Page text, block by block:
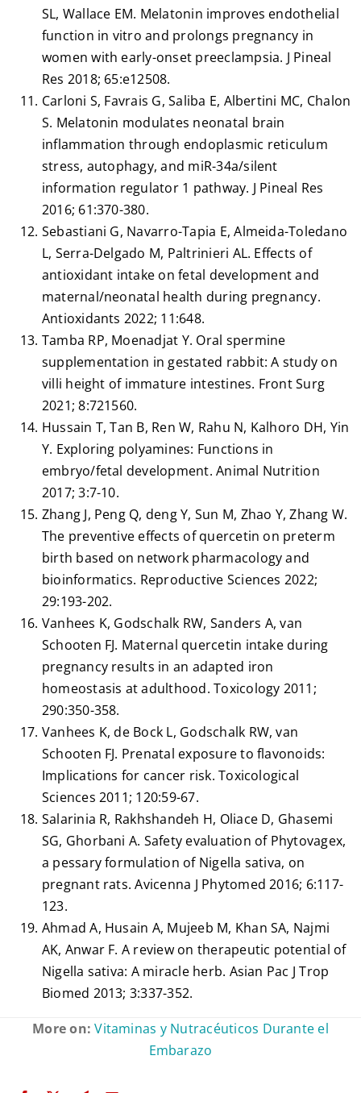
SL, Wallace EM. Melatonin improves endothelial
function in vitro and prolongs pregnancy in
women with early-onset preeclampsia. J Pineal
Res 2018; 65:e12508.
Carloni S, Favrais G, Saliba E, Albertini MC, Chalon
S. Melatonin modulates neonatal brain
inflammation through endoplasmic reticulum
stress, autophagy, and miR-34a/silent
information regulator 1 pathway. J Pineal Res
2016; 61:370-380.
Sebastiani G, Navarro-Tapia E, Almeida-Toledano
L, Serra-Delgado M, Paltrinieri AL. Effects of
antioxidant intake on fetal development and
maternal/neonatal health during pregnancy.
Antioxidants 2022; 11:648.
Tamba RP, Moenadjat Y. Oral spermine
supplementation in gestated rabbit: A study on
villi height of immature intestines. Front Surg
2021; 8:721560.
Hussain T, Tan B, Ren W, Rahu N, Kalhoro DH, Yin
Y. Exploring polyamines: Functions in
embryo/fetal development. Animal Nutrition
2017; 3:7-10.
Zhang J, Peng Q, deng Y, Sun M, Zhao Y, Zhang W.
The preventive effects of quercetin on preterm
birth based on network pharmacology and
bioinformatics. Reproductive Sciences 2022;
29:193-202.
Vanhees K, Godschalk RW, Sanders A, van
Schooten FJ. Maternal quercetin intake during
pregnancy results in an adapted iron
homeostasis at adulthood. Toxicology 2011;
290:350-358.
Vanhees K, de Bock L, Godschalk RW, van
Schooten FJ. Prenatal exposure to flavonoids:
Implications for cancer risk. Toxicological
Sciences 2011; 120:59-67.
Salarinia R, Rakhshandeh H, Oliace D, Ghasemi
SG, Ghorbani A. Safety evaluation of Phytovagex,
a pessary formulation of Nigella sativa, on
pregnant rats. Avicenna J Phytomed 2016; 6:117-
123.
Ahmad A, Husain A, Mujeeb M, Khan SA, Najmi
AK, Anwar F. A review on therapeutic potential of
Nigella sativa: A miracle herb. Asian Pac J Trop
Biomed 2013; 3:337-352.
More on:Vitaminas y Nutracéuticos Durante el
Embarazo